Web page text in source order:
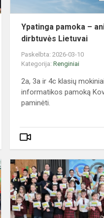
Ypatinga pamoka –
dirbtuvės Lietuvai
Paskelbta: 2026-03-10
Kategorija:Renginiai
2a, 3a ir 4c klasių
informatikos pamoką
paminėti.
Lietuvių
kalbos
dienos
Senamiesčio
mokykloje